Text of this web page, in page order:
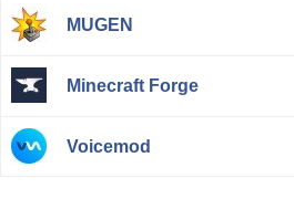
MUGEN
Minecraft Forge
Voicemod